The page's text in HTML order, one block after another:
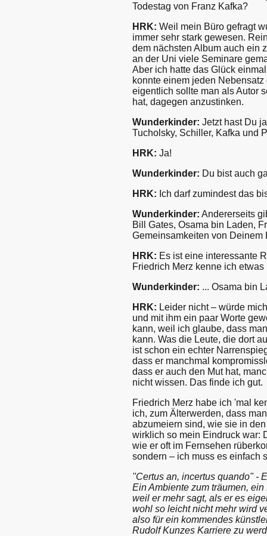
Todestag von Franz Kafka?
HRK: Weil mein Büro gefragt
immer sehr stark gewesen.
dem nächsten Album auch ein
an der Uni viele Seminare
Aber ich hatte das Glück
konnte einem jeden
eigentlich sollte man als Autor
hat, dagegen anzustinken.
Wunderkinder: Jetzt hast Du
Tucholsky, Schiller, Kafka und
HRK: Ja!
Wunderkinder: Du bist auch
HRK: Ich darf zumindest das
Wunderkinder: Andererseits
Bill Gates, Osama bin Laden,
Gemeinsamkeiten von Deinem
HRK: Es ist eine interessante
Friedrich Merz kenne ich etwas
Wunderkinder: ... Osama bin
HRK: Leider nicht – würde
und mit ihm ein paar Worte
kann, weil ich glaube, dass
kann. Was die Leute, die dort
ist schon ein echter
dass er manchmal
dass er auch den Mut hat,
nicht wissen. Das finde ich gut.
Friedrich Merz habe ich 'mal
ich, zum Älterwerden, dass
abzumeiern sind, wie sie in
wirklich so mein Eindruck war:
wie er oft im Fernsehen
sondern – ich muss es einfach
"Certus an, incertus quando" -
Ein Ambiente zum träumen,
weil er mehr sagt, als er es
wohl so leicht nicht mehr wird
also für ein kommendes
Rudolf Kunzes Karriere zu